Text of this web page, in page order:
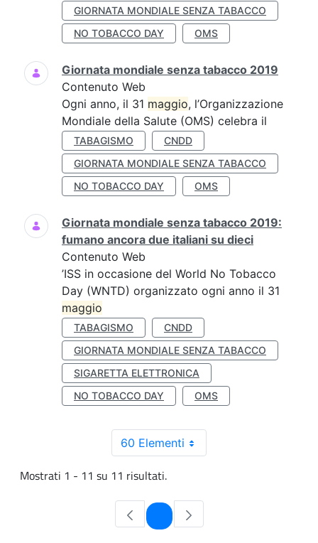
GIORNATA MONDIALE SENZA TABACCO
NO TOBACCO DAY
OMS
Giornata mondiale senza tabacco 2019
Contenuto Web
Ogni anno, il 31 maggio, l’Organizzazione
Mondiale della Salute (OMS) celebra il
TABAGISMO
CNDD
GIORNATA MONDIALE SENZA TABACCO
NO TOBACCO DAY
OMS
Giornata mondiale senza tabacco 2019:
fumano ancora due italiani su dieci
Contenuto Web
’ISS in occasione del World No Tobacco
Day (WNTD) organizzato ogni anno il 31
maggio
TABAGISMO
CNDD
GIORNATA MONDIALE SENZA TABACCO
SIGARETTA ELETTRONICA
NO TOBACCO DAY
OMS
60 Elementi
Mostrati 1 - 11 su 11 risultati.
Pagina